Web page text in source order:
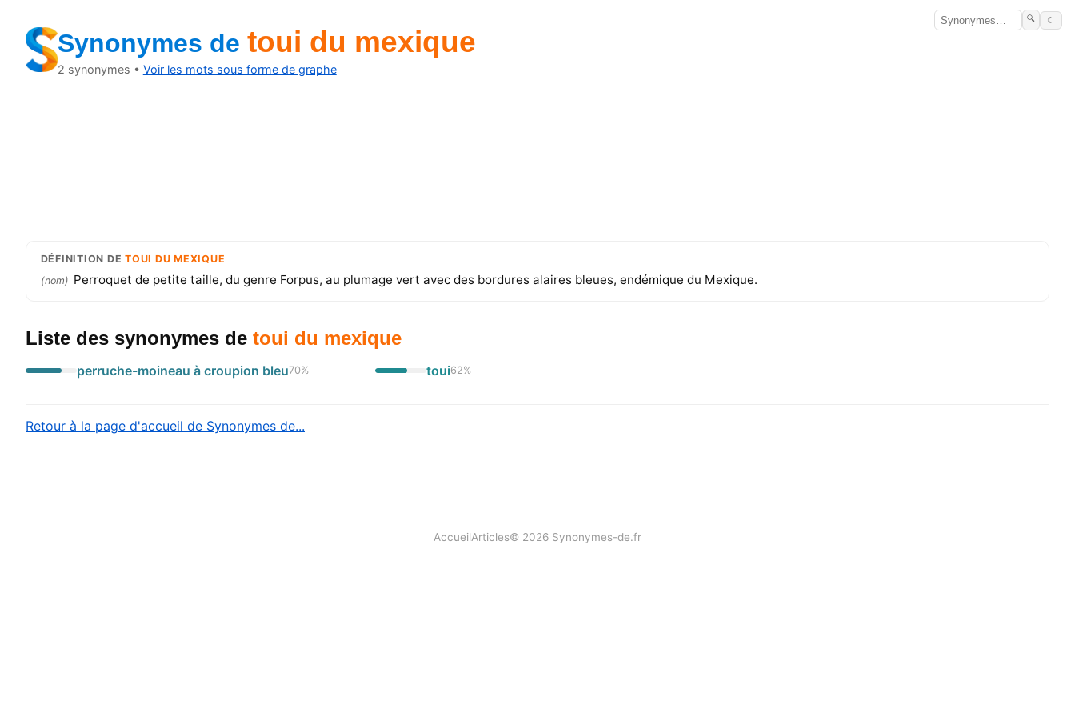
🔍 ☾
Synonymes de toui du mexique
2 synonymes • Voir les mots sous forme de graphe
DÉFINITION DETOUI DU MEXIQUE
(nom) Perroquet de petite taille, du genre Forpus, au plumage vert avec des bordures alaires bleues, endémique du Mexique.
Liste des synonymes de toui du mexique
perruche-moineau à croupion bleu70% toui62%
Retour à la page d'accueil de Synonymes de...
AccueilArticles© 2026 Synonymes-de.fr